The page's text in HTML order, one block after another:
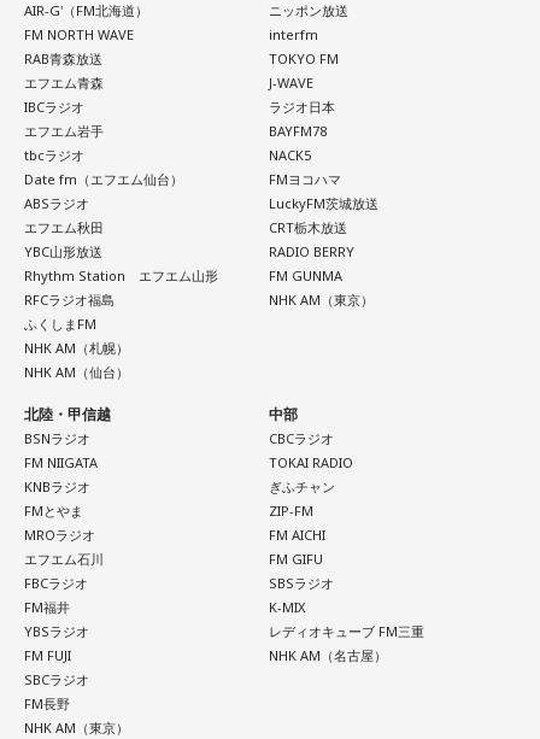
AIR-G'（FM北海道）
FM NORTH WAVE
RAB青森放送
エフエム青森
IBCラジオ
エフエム岩手
tbcラジオ
Date fm（エフエム仙台）
ABSラジオ
エフエム秋田
YBC山形放送
Rhythm Station エフエム山形
RFCラジオ福島
ふくしまFM
NHK AM（札幌）
NHK AM（仙台）
ニッポン放送
interfm
TOKYO FM
J-WAVE
ラジオ日本
BAYFM78
NACK5
FMヨコハマ
LuckyFM茨城放送
CRT栃木放送
RADIO BERRY
FM GUNMA
NHK AM（東京）
北陸・甲信越
BSNラジオ
FM NIIGATA
KNBラジオ
FMとやま
MROラジオ
エフエム石川
FBCラジオ
FM福井
YBSラジオ
FM FUJI
SBCラジオ
FM長野
NHK AM（東京）
中部
CBCラジオ
TOKAI RADIO
ぎふチャン
ZIP-FM
FM AICHI
FM GIFU
SBSラジオ
K-MIX
レディオキューブ FM三重
NHK AM（名古屋）